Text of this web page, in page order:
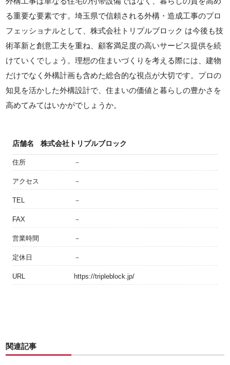
る重要な要素です。埼玉県で信頼される外構・造成工事のプロ
フェッショナルとして、株式会社トリプルブロック は今後も技
術革新と創意工夫を重ね、顧客満足度の高いサービス提供を続
けていくでしょう。理想の住まいづくりを考える際には、建物
だけでなく外構計画も含めた総合的な視点が大切です。プロの
知見を活かした外構設計で、住まいの価値と暮らしの豊かさを
高めてみてはいかがでしょうか。
店舗名 株式会社トリプルブロック
住所 －
アクセス －
TEL －
FAX －
営業時間 －
定休日 －
URL https://tripleblock.jp/
関連記事